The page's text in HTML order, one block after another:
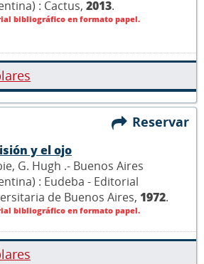
: Cactus, 2013.
bibliográfico en formato papel.
Reservar
y el ojo
G. Hugh .- Buenos Aires
: Eudeba - Editorial
de Buenos Aires, 1972.
bibliográfico en formato papel.